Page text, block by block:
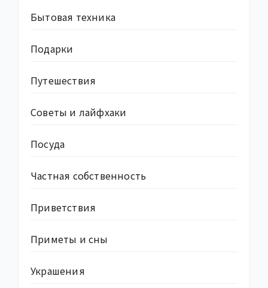
Бытовая техника
Подарки
Путешествия
Советы и лайфхаки
Посуда
Частная собственность
Приветствия
Приметы и сны
Украшения